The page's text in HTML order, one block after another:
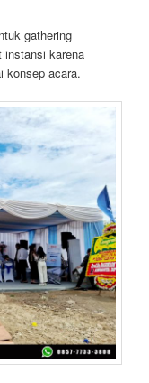
gathering
instansi karena
konsep acara.